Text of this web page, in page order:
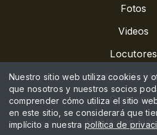
Fotos
Videos
Locutores
Notícias
Contactos
Habla con
Nuestro sitio web utiliza cookies y
que nosotros y nuestros socios
comprender cómo utiliza el sitio
en este sitio, se considerará que
implícito a nuestra política de